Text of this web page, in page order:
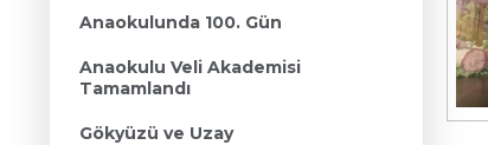
Anaokulunda 100. Gün
Anaokulu Veli Akademisi
Tamamlandı
Gökyüzü ve Uzay